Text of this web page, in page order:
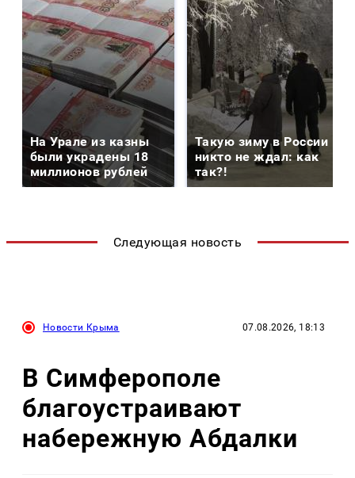
На Урале из казны
были украдены 18
миллионов рублей
Такую зиму в России
никто не ждал: как
так?!
Следующая новость
Новости Крыма 07.08.2026, 18:13
В Симферополе
благоустраивают
набережную Абдалки